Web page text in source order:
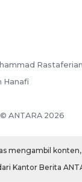
Hanafi
ANTARA 2026
mengambil
Kantor Berita